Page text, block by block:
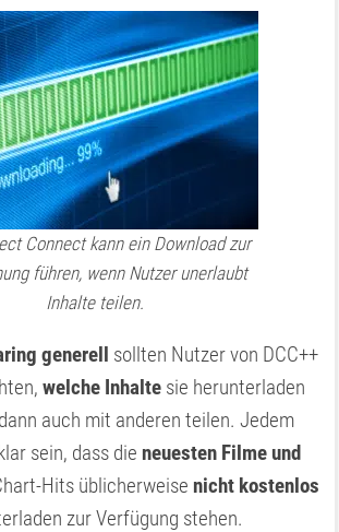
Connect kann ein Download zur
führen, wenn Nutzer unerlaubt
Inhalte teilen.
generell sollten Nutzer von DCC++
welche Inhalte sie herunterladen
auch mit anderen teilen. Jedem
sein, dass die neuesten Filme und
Hits üblicherweise nicht kostenlos
zur Verfügung stehen.